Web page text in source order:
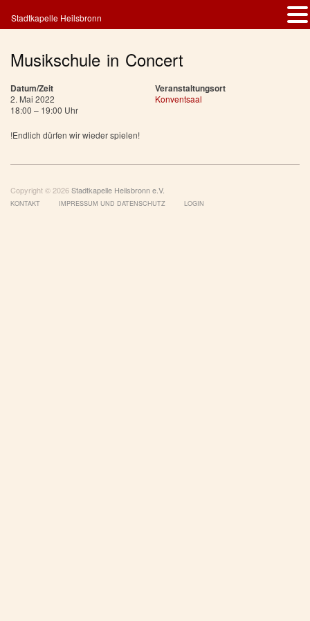
Musikschule in Concert
Datum/Zeit
2. Mai 2022
18:00 – 19:00 Uhr
Veranstaltungsort
Konventsaal
!Endlich dürfen wir wieder spielen!
Copyright © 2026Stadtkapelle Heilsbronn e.V.
KONTAKT IMPRESSUM UND DATENSCHUTZ LOGIN
Stadtkapelle Heilsbronn